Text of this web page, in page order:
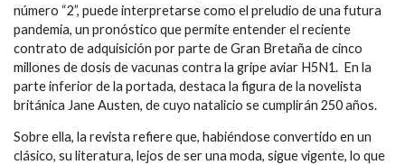
número “2”, puede interpretarse como el preludio de una futura
pandemia, un pronóstico que permite entender el reciente
contrato de adquisición por parte de Gran Bretaña de cinco
millones de dosis de vacunas contra la gripe aviar H5N1. En la
parte inferior de la portada, destaca la figura de la novelista
británica Jane Austen, de cuyo natalicio se cumplirán 250 años.
Sobre ella, la revista refiere que, habiéndose convertido en un
clásico, su literatura, lejos de ser una moda, sigue vigente, lo que